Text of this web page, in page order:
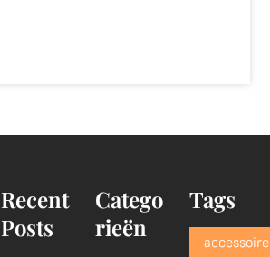
Recent
Posts
Catego
rieën
Tags